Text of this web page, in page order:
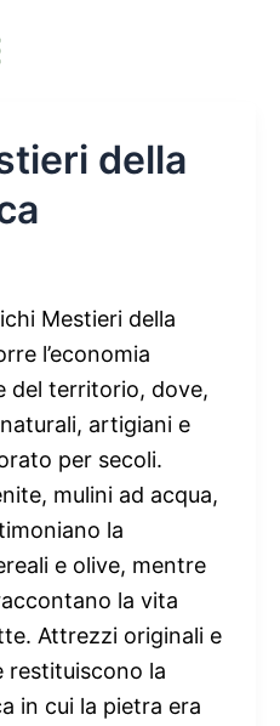
della
Mestieri della
l’economia
del territorio, dove,
artigiani e
per secoli.
mulini ad acqua,
la
e olive, mentre
la vita
Attrezzi originali e
restituiscono la
in cui la pietra era